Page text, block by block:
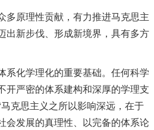
原理性贡献，有力推进马克思主
出新步伐、形成新境界，具有多方
化学理化的重要基础。任何科学
开严密的体系建构和深厚的学理支
克思主义之所以影响深远，在于
会发展的真理性、以完备的体系论